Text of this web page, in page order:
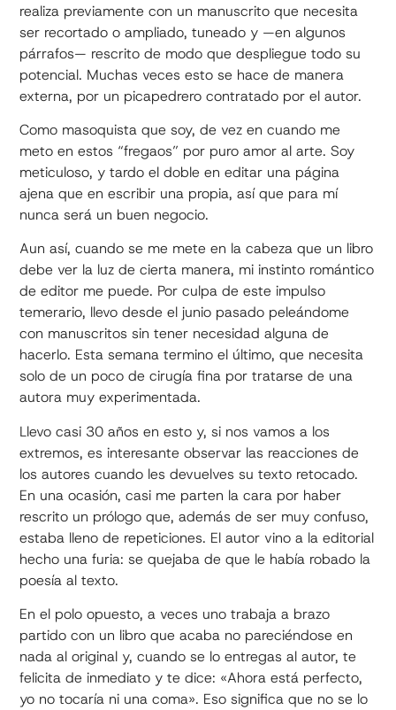
realiza previamente con un manuscrito que necesita
ser recortado o ampliado, tuneado y —en algunos
párrafos— rescrito de modo que despliegue todo su
potencial. Muchas veces esto se hace de manera
externa, por un picapedrero contratado por el autor.
Como masoquista que soy, de vez en cuando me
meto en estos “fregaos” por puro amor al arte. Soy
meticuloso, y tardo el doble en editar una página
ajena que en escribir una propia, así que para mí
nunca será un buen negocio.
Aun así, cuando se me mete en la cabeza que un libro
debe ver la luz de cierta manera, mi instinto romántico
de editor me puede. Por culpa de este impulso
temerario, llevo desde el junio pasado peleándome
con manuscritos sin tener necesidad alguna de
hacerlo. Esta semana termino el último, que necesita
solo de un poco de cirugía fina por tratarse de una
autora muy experimentada.
Llevo casi 30 años en esto y, si nos vamos a los
extremos, es interesante observar las reacciones de
los autores cuando les devuelves su texto retocado.
En una ocasión, casi me parten la cara por haber
rescrito un prólogo que, además de ser muy confuso,
estaba lleno de repeticiones. El autor vino a la editorial
hecho una furia: se quejaba de que le había robado la
poesía al texto.
En el polo opuesto, a veces uno trabaja a brazo
partido con un libro que acaba no pareciéndose en
nada al original y, cuando se lo entregas al autor, te
felicita de inmediato y te dice: «Ahora está perfecto,
yo no tocaría ni una coma». Eso significa que no se lo